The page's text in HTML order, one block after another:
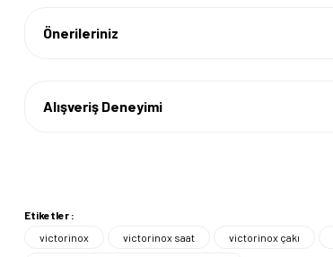
Önerileriniz
Alışveriş Deneyimi
Etiketler :
victorinox
victorinox saat victorinox çakı